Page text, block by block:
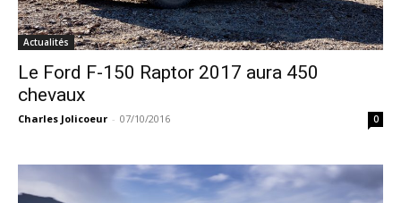
Actualités
Le Ford F-150 Raptor 2017 aura 450
chevaux
Charles Jolicoeur - 07/10/2016 0